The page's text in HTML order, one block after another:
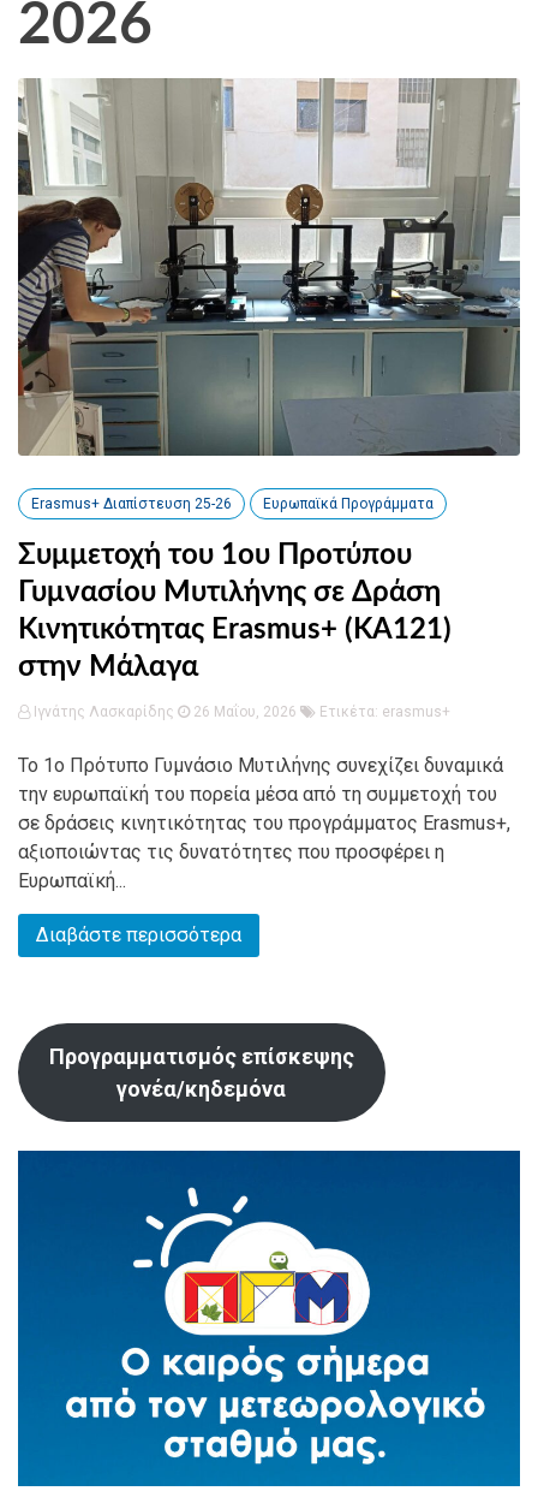
2026
Erasmus+ Διαπίστευση 25-26 Ευρωπαϊκά Προγράμματα
Συμμετοχή του 1ου Προτύπου
Γυμνασίου Μυτιλήνης σε Δράση
Κινητικότητας Erasmus+ (KA121)
στην Μάλαγα
Ιγνάτης Λασκαρίδης 26 Μαΐου, 2026 Ετικέτα: erasmus+
Το 1ο Πρότυπο Γυμνάσιο Μυτιλήνης συνεχίζει δυναμικά
την ευρωπαϊκή του πορεία μέσα από τη συμμετοχή του
σε δράσεις κινητικότητας του προγράμματος Erasmus+,
αξιοποιώντας τις δυνατότητες που προσφέρει η
Ευρωπαϊκή...
Διαβάστε περισσότερα
Προγραμματισμός επίσκεψης
γονέα/κηδεμόνα